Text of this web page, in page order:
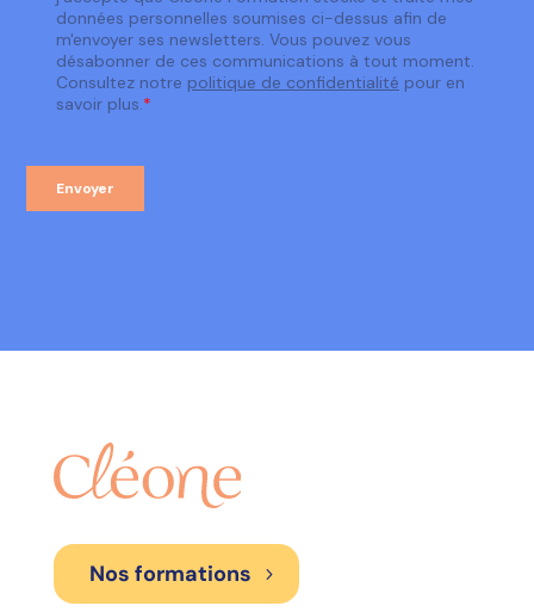
Nos formations